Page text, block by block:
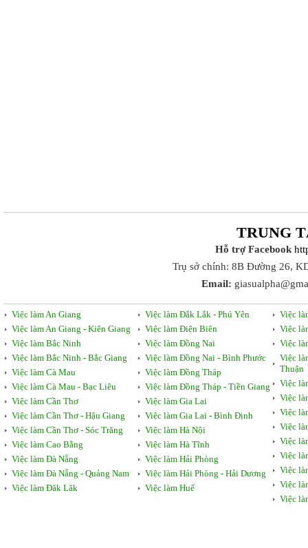
TRUNG
Hỗ trợ Facebook
Trụ sở chính: 8B Đường 26,
Email:
Việc làm An Giang
Việc làm An Giang - Kiên Giang
Việc làm Bắc Ninh
Việc làm Bắc Ninh - Bắc Giang
Việc làm Cà Mau
Việc làm Cà Mau - Bạc Liêu
Việc làm Cần Thơ
Việc làm Cần Thơ - Hậu Giang
Việc làm Cần Thơ - Sóc Trăng
Việc làm Cao Bằng
Việc làm Đà Nẵng
Việc làm Đà Nẵng - Quảng Nam
Việc làm Đăk Lăk
Việc làm Đắk Lắk - Phú Yên
Việc làm Điện Biên
Việc làm Đồng Nai
Việc làm Đồng Nai - Bình Phước
Việc làm Đồng Tháp
Việc làm Đồng Tháp - Tiền Giang
Việc làm Gia Lai
Việc làm Gia Lai - Bình Định
Việc làm Hà Nội
Việc làm Hà Tĩnh
Việc làm Hải Phòng
Việc làm Hải Phòng - Hải Dương
Việc làm Huế
Việc
Việc
Việc
Việc
Thuận
Việc
Việc
Việc
Việc
Việc
Việc
Việc
Việc
Việc